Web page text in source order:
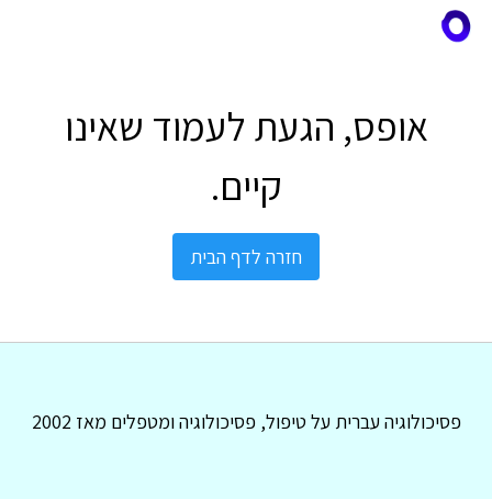
אופס, הגעת לעמוד שאינו
קיים.
חזרה לדף הבית
פסיכולוגיה עברית על טיפול, פסיכולוגיה ומטפלים מאז 2002